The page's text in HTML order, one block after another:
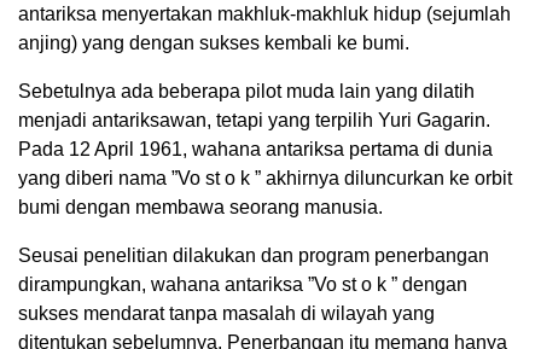
antariksa menyertakan makhluk-makhluk hidup (sejumlah
anjing) yang dengan sukses kembali ke bumi.
Sebetulnya ada beberapa pilot muda lain yang dilatih
menjadi antariksawan, tetapi yang terpilih Yuri Gagarin.
Pada 12 April 1961, wahana antariksa pertama di dunia
yang diberi nama ”Vo st o k ” akhirnya diluncurkan ke orbit
bumi dengan membawa seorang manusia.
Seusai penelitian dilakukan dan program penerbangan
dirampungkan, wahana antariksa ”Vo st o k ” dengan
sukses mendarat tanpa masalah di wilayah yang
ditentukan sebelumnya. Penerbangan itu memang hanya